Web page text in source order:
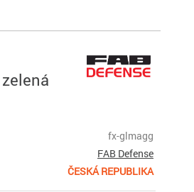
fx-glmagg
FAB Defense
ČESKÁ REPUBLIKA